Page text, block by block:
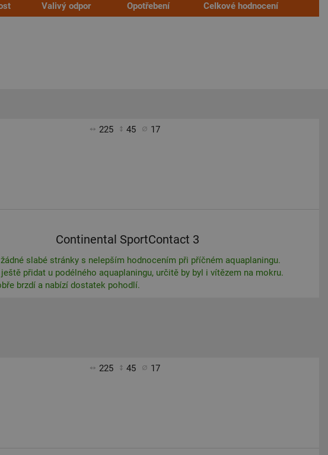
Valivý odpor Opotřebení Celkové hodnocení
225 45 17
Continental SportContact 3
slabé stránky s nelepším hodnocením při příčném aquaplaningu.
přidat u podélného aquaplaningu, určitě by byl i vítězem na mokru.
brzdí a nabízí dostatek pohodlí.
225 45 17